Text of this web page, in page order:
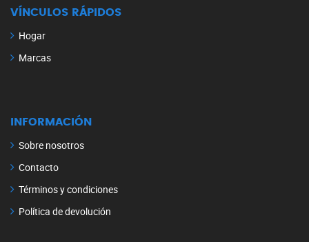
VÍNCULOS RÁPIDOS
Hogar
Marcas
INFORMACIÓN
Sobre nosotros
Contacto
Términos y condiciones
Política de devolución